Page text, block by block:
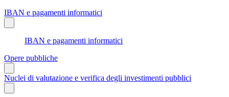
IBAN e pagamenti informatici
IBAN e pagamenti informatici
Opere pubbliche
Nuclei di valutazione e verifica degli investimenti pubblici